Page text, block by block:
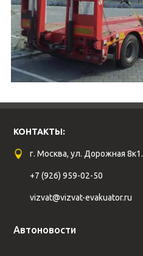
КОНТАКТЫ:
г. Москва, ул. Дорожная 8к1.
+7 (926) 959-02-50
vizvat@vizvat-evakuator.ru
Автоновости